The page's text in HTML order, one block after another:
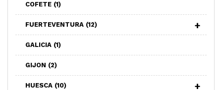
COFETE (1)
FUERTEVENTURA (12)
GALICIA (1)
GIJON (2)
HUESCA (10)